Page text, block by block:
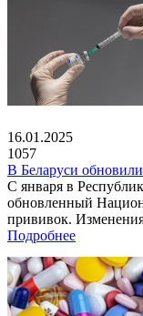
16.01.2025
1057
В Беларуси
С января в
обновленный
прививок.
Подробнее